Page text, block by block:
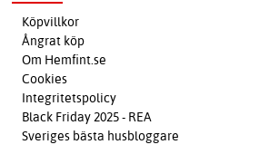
Köpvillkor
Ångrat köp
Om Hemfint.se
Cookies
Integritetspolicy
Black Friday 2025 - REA
Sveriges bästa husbloggare